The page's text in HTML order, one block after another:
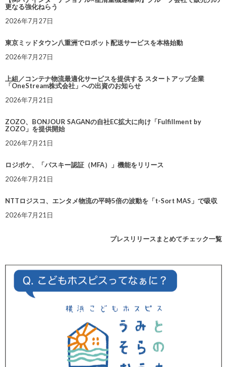
更なる強化ねらう
2026年7月27日
東京ミッドタウン八重洲でロボット配送サービスを本格始動
2026年7月27日
上組／コンテナ物流最適化サービスを提供する スタートアップ企業
「OneStream株式会社」への出資のお知らせ
2026年7月21日
ZOZO、BONJOUR SAGANの自社EC拡大に向け「Fulfillment by
ZOZO」を提供開始
2026年7月21日
ロジポケ、「パスキー認証（MFA）」機能をリリース
2026年7月21日
NTTロジスコ、エンタメ物流の平時5倍の波動を「t-Sort MAS」で吸収
2026年7月21日
プレスリリースまとめてチェック一覧